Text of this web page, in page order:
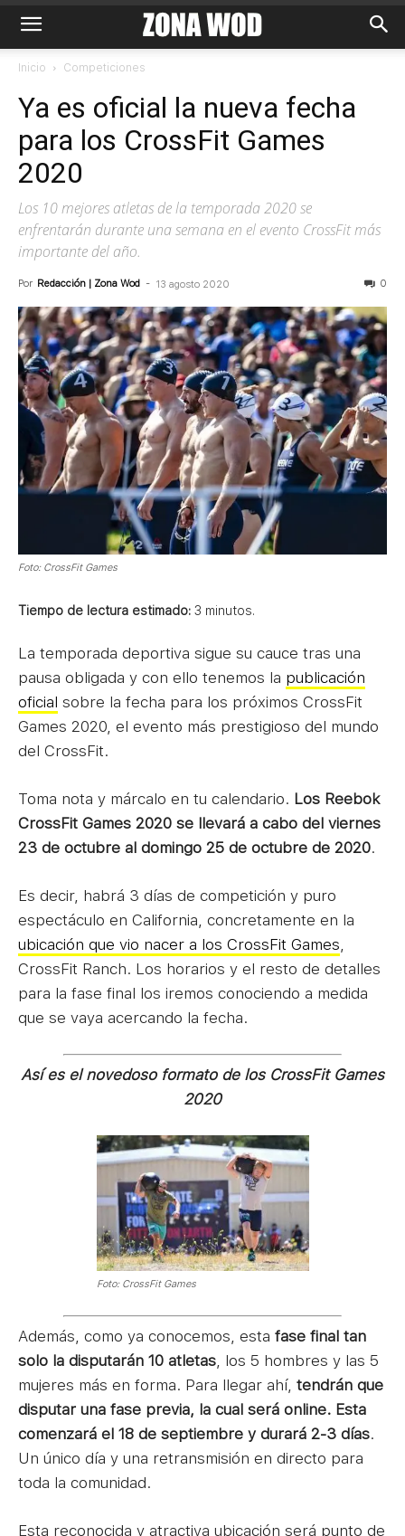
Inicio Competiciones
Ya es oficial la nueva fecha
para los CrossFit Games
2020
Los 10 mejores atletas de la temporada 2020 se
enfrentarán durante una semana en el evento CrossFit más
importante del año.
Por Redacción | Zona Wod - 13 agosto 2020 0
Foto: CrossFit Games
Tiempo de lectura estimado: 3 minutos.
La temporada deportiva sigue su cauce tras una
pausa obligada y con ello tenemos la publicación
oficial sobre la fecha para los próximos CrossFit
Games 2020, el evento más prestigioso del mundo
del CrossFit.
Toma nota y márcalo en tu calendario. Los Reebok
CrossFit Games 2020 se llevará a cabo del viernes
23 de octubre al domingo 25 de octubre de 2020.
Es decir, habrá 3 días de competición y puro
espectáculo en California, concretamente en la
ubicación que vio nacer a los CrossFit Games
CrossFit Ranch. Los horarios y el resto de detalles
para la fase final los iremos conociendo a medida
que se vaya acercando la fecha.
Así es el novedoso formato de los CrossFit Games
2020
Foto: CrossFit Games
Además, como ya conocemos, esta fase final tan
solo la disputarán 10 atletas, los 5 hombres y las 5
mujeres más en forma. Para llegar ahí, tendrán que
disputar una fase previa, la cual será online. Esta
comenzará el 18 de septiembre y durará 2-3 días.
Un único día y una retransmisión en directo para
toda la comunidad.
Esta reconocida y atractiva ubicación será punto de